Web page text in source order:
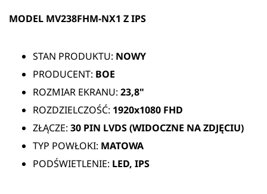
MODEL MV238FHM-NX1 Z IPS
STAN PRODUKTU: NOWY
PRODUCENT: BOE
ROZMIAR EKRANU: 23,8"
ROZDZIELCZOŚĆ: 1920x1080 FHD
ZŁĄCZE: 30 PIN LVDS (WIDOCZNE NA ZDJĘCIU)
TYP POWŁOKI: MATOWA
PODŚWIETLENIE: LED, IPS